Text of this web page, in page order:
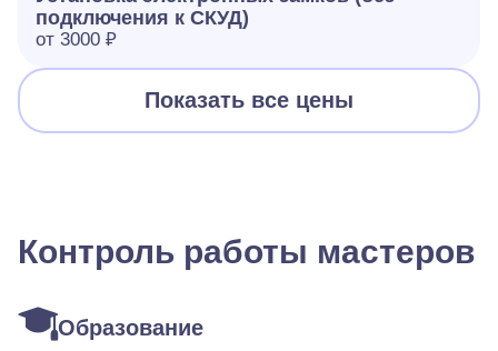
подключения к СКУД)
от 3000 ₽
Показать все цены
Контроль работы мастеров
Образование